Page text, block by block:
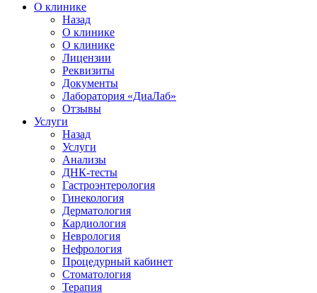
О клинике
Назад
О клинике
О клинике
Лицензии
Реквизиты
Документы
Лаборатория «ДиаЛаб»
Отзывы
Услуги
Назад
Услуги
Анализы
ДНК-тесты
Гастроэнтерология
Гинекология
Дерматология
Кардиология
Неврология
Нефрология
Процедурный кабинет
Стоматология
Терапия